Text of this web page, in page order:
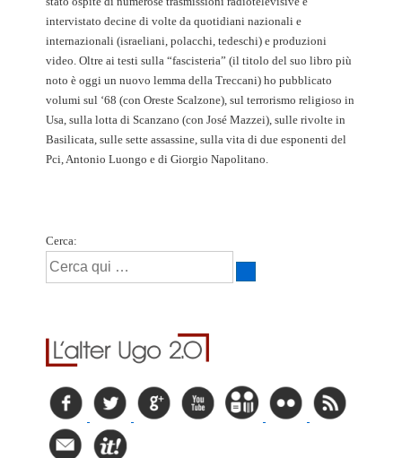
intervistato decine di volte da quotidiani nazionali e
internazionali (israeliani, polacchi, tedeschi) e produzioni
video. Oltre ai testi sulla “fascisteria” (il titolo del suo libro più
noto è oggi un nuovo lemma della Treccani) ho pubblicato
volumi sul ‘68 (con Oreste Scalzone), sul terrorismo religioso in
Usa, sulla lotta di Scanzano (con José Mazzei), sulle rivolte in
Basilicata, sulle sette assassine, sulla vita di due esponenti del
Pci, Antonio Luongo e di Giorgio Napolitano.
Cerca: